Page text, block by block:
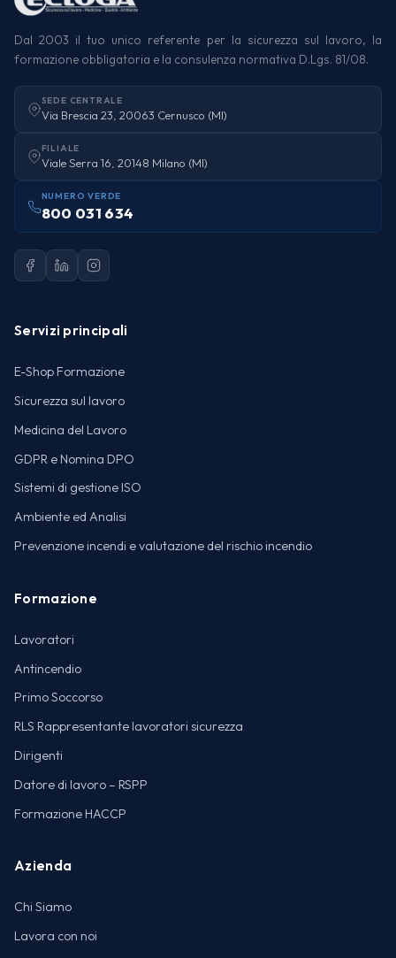
Dal 2003 il tuo unico referente per la sicurezza sul lavoro, la
formazione obbligatoria e la consulenza normativa D.Lgs. 81/08.
SEDE CENTRALE
Via Brescia 23, 20063 Cernusco (MI)
FILIALE
Viale Serra 16, 20148 Milano (MI)
NUMERO VERDE
800 031 634
Servizi principali
E-Shop Formazione
Sicurezza sul lavoro
Medicina del Lavoro
GDPR e Nomina DPO
Sistemi di gestione ISO
Ambiente ed Analisi
Prevenzione incendi e valutazione del rischio incendio
Formazione
Lavoratori
Antincendio
Primo Soccorso
RLS Rappresentante lavoratori sicurezza
Dirigenti
Datore di lavoro – RSPP
Formazione HACCP
Azienda
Chi Siamo
Lavora con noi